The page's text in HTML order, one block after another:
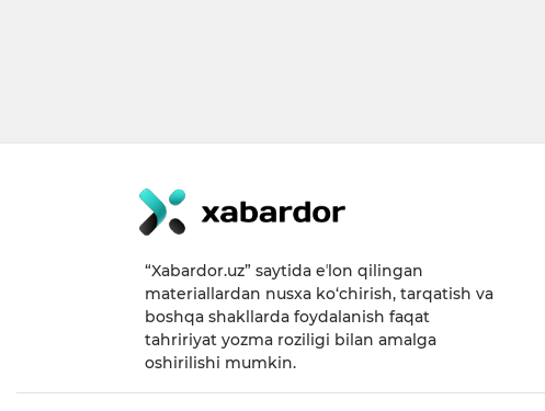
“Xabardor.uz” saytida eʼlon qilingan
materiallardan nusxa ko‘chirish, tarqatish va
boshqa shakllarda foydalanish faqat
tahririyat yozma roziligi bilan amalga
oshirilishi mumkin.